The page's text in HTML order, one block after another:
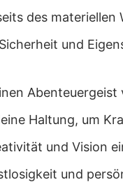
des
und
Haltung, um
und Vision
und